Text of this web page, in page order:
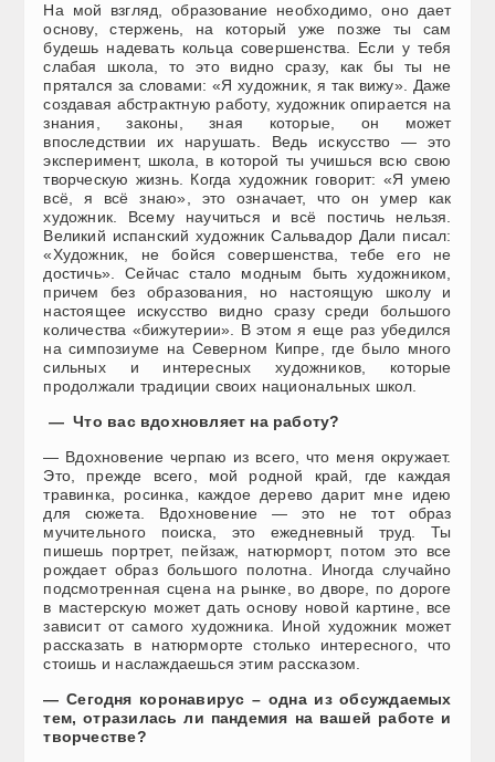
На мой взгляд, образование необходимо, оно дает
основу, стержень, на который уже позже ты сам
будешь надевать кольца совершенства. Если у тебя
слабая школа, то это видно сразу, как бы ты не
прятался за словами: «Я художник, я так вижу». Даже
создавая абстрактную работу, художник опирается на
знания, законы, зная которые, он может
впоследствии их нарушать. Ведь искусство — это
эксперимент, школа, в которой ты учишься всю свою
творческую жизнь. Когда художник говорит: «Я умею
всё, я всё знаю», это означает, что он умер как
художник. Всему научиться и всё постичь нельзя.
Великий испанский художник Сальвадор Дали писал:
«Художник, не бойся совершенства, тебе его не
достичь». Сейчас стало модным быть художником,
причем без образования, но настоящую школу и
настоящее искусство видно сразу среди большого
количества «бижутерии». В этом я еще раз убедился
на симпозиуме на Северном Кипре, где было много
сильных и интересных художников, которые
продолжали традиции своих национальных школ.
— Что вас вдохновляет на работу?
— Вдохновение черпаю из всего, что меня окружает.
Это, прежде всего, мой родной край, где каждая
травинка, росинка, каждое дерево дарит мне идею
для сюжета. Вдохновение — это не тот образ
мучительного поиска, это ежедневный труд. Ты
пишешь портрет, пейзаж, натюрморт, потом это все
рождает образ большого полотна. Иногда случайно
подсмотренная сцена на рынке, во дворе, по дороге
в мастерскую может дать основу новой картине, все
зависит от самого художника. Иной художник может
рассказать в натюрморте столько интересного, что
стоишь и наслаждаешься этим рассказом.
— Сегодня коронавирус – одна из обсуждаемых
тем, отразилась ли пандемия на вашей работе и
творчестве?